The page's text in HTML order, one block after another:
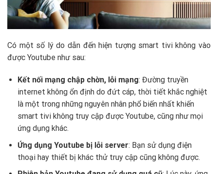
Có một số lý do dẫn đến hiện tượng smart tivi không vào
được Youtube như sau:
Kết nối mạng chập chờn, lỗi mạng: Đường truyền
internet không ổn định do đứt cáp, thời tiết khắc nghiệt
là một trong những nguyên nhân phổ biến nhất khiến
smart tivi không truy cập được Youtube, cũng như mọi
ứng dụng khác.
Ứng dụng Youtube bị lỗi server: Bạn sử dụng điện
thoại hay thiết bị khác thử truy cập cũng không được.